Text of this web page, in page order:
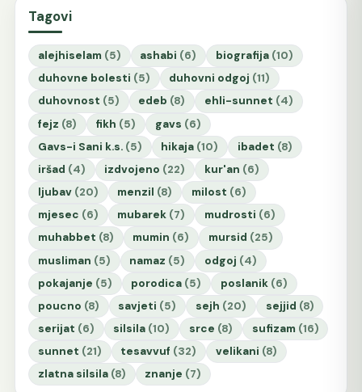
Tagovi
alejhiselam (5) ashabi (6) biografija (10)
duhovne bolesti (5) duhovni odgoj (11)
duhovnost (5) edeb (8) ehli-sunnet (4)
fejz (8) fikh (5) gavs (6)
Gavs-i Sani k.s. (5) hikaja (10) ibadet (8)
iršad (4) izdvojeno (22) kur'an (6)
ljubav (20) menzil (8) milost (6)
mjesec (6) mubarek (7) mudrosti (6)
muhabbet (8) mumin (6) mursid (25)
musliman (5) namaz (5) odgoj (4)
pokajanje (5) porodica (5) poslanik (6)
poucno (8) savjeti (5) sejh (20) sejjid (8)
serijat (6) silsila (10) srce (8) sufizam (16)
sunnet (21) tesavvuf (32) velikani (8)
zlatna silsila (8) znanje (7)